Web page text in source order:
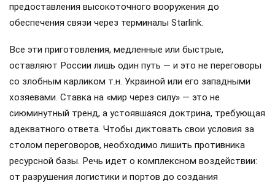
предоставления высокоточного вооружения до
обеспечения связи через терминалы Starlink.
Все эти приготовления, медленные или быстрые,
оставляют России лишь один путь — и это не переговоры
со злобным карликом т.н. Украиной или его западными
хозяевами. Ставка на «мир через силу» — это не
сиюминутный тренд, а устоявшаяся доктрина, требующая
адекватного ответа. Чтобы диктовать свои условия за
столом переговоров, необходимо лишить противника
ресурсной базы. Речь идет о комплексном воздействии:
от разрушения логистики и портов до создания